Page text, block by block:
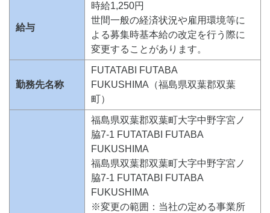
給与
時給1,250円
世間一般の経済状況や雇用環境等に
よる募集時基本給の改定を行う際に
変更することがあります。
勤務先名称
FUTATABI FUTABA
FUKUSHIMA（福島県双葉郡双葉
町）
福島県双葉郡双葉町大字中野字宮ノ
脇7-1 FUTATABI FUTABA
FUKUSHIMA
福島県双葉郡双葉町大字中野字宮ノ
脇7-1 FUTATABI FUTABA
FUKUSHIMA
※変更の範囲：当社の定める事業所